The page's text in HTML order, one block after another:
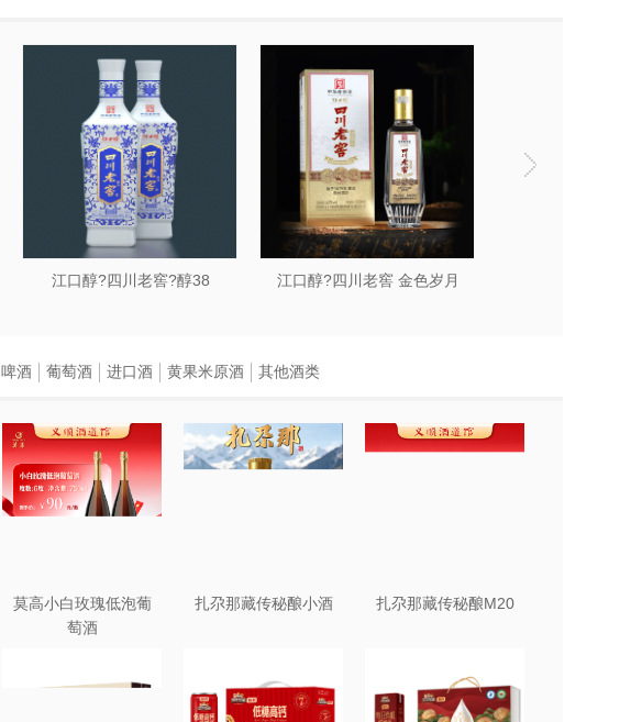
江口醇?四川老窖?醇38 江口醇?四川老窖 金色岁月
莫高小白玫瑰低泡葡
萄酒
扎尕那藏传秘酿小酒 扎尕那藏传秘酿M20
啤酒 葡萄酒 进口酒 黄果米原酒 其他酒类